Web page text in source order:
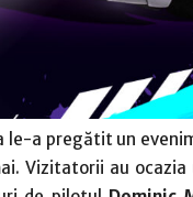
le-a pregătit un
Vizitatorii au